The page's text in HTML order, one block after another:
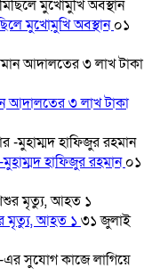
মুখোমুখি অবস্থান০১
আদালতের ৩ লাখ টাকা
হাফিজুর রহমান০১
মৃত্যু, আহত ১ ৩১ জুলাই